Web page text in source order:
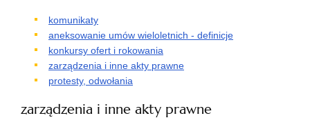
komunikaty
aneksowanie umów wieloletnich - definicje
konkursy ofert i rokowania
zarządzenia i inne akty prawne
protesty, odwołania
zarządzenia i inne akty prawne